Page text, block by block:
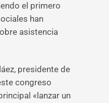
el primero
han
asistencia
presidente de
congreso
«lanzar un